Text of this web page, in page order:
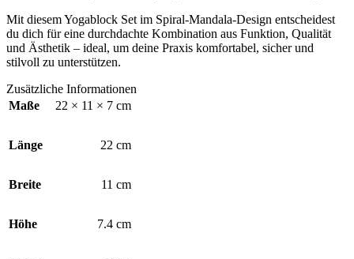
Mit diesem Yogablock Set im Spiral-Mandala-Design entscheidest
du dich für eine durchdachte Kombination aus Funktion, Qualität
und Ästhetik – ideal, um deine Praxis komfortabel, sicher und
stilvoll zu unterstützen.
Zusätzliche Informationen
Maße
22 × 11 × 7 cm
Länge 22 cm
Breite 11 cm
Höhe 7.4 cm